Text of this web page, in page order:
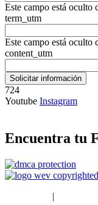
Este campo está oculto
term_utm
Este campo está oculto
content_utm
724
Youtube Instagram
Encuentra tu
|